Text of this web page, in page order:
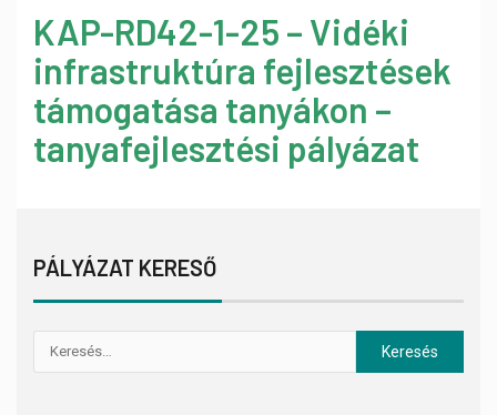
KAP-RD42-1-25 – Vidéki
infrastruktúra fejlesztések
támogatása tanyákon –
tanyafejlesztési pályázat
PÁLYÁZAT KERESŐ